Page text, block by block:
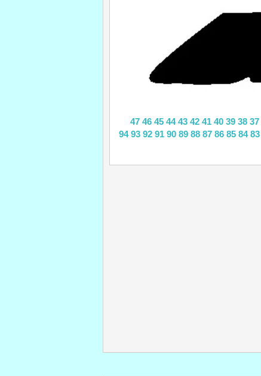
37
38
39
40
41
42
43
44
45
46
47
83
84
85
86
87
88
89
90
91
92
93
94